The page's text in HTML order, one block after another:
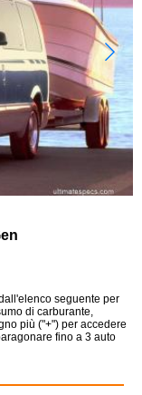
seguente per
di carburante,
più ("+") per accedere
fino a 3 auto